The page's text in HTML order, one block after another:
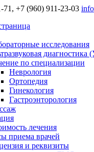
71, +7 (960) 911-23-03
исследования
диагностика
по специализации
Неврология
Ортопедия
Гинекология
Гастроэнторология
лечения
приема врачей
и реквизиты